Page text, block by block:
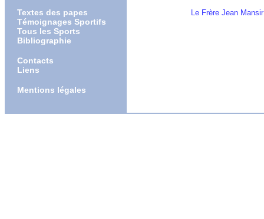
Textes des papes
Témoignages Sportifs
Tous les Sports
Bibliographie
Contacts
Liens
Mentions légales
Le Frère Jean